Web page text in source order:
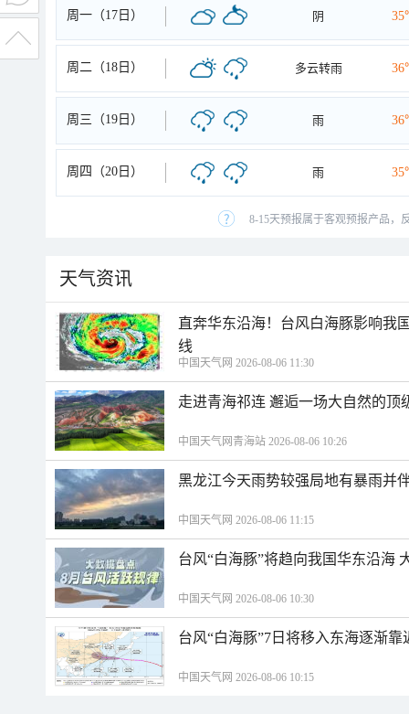
周一（17日） 阴
周二（18日） 多云转雨
周三（19日） 雨
周四（20日） 雨
8-15天预报属于客观预报产品，
天气资讯
直奔华东沿海！台风白海豚影响我
线
中国天气网 2026-08-06 11:30
走进青海祁连 邂逅一场大自然的顶
中国天气网青海站 2026-08-06 10:26
黑龙江今天雨势较强局地有暴雨并
中国天气网 2026-08-06 11:15
台风“白海豚”将趋向我国华东沿海
中国天气网 2026-08-06 10:30
台风“白海豚”7日将移入东海逐渐
中国天气网 2026-08-06 10:15